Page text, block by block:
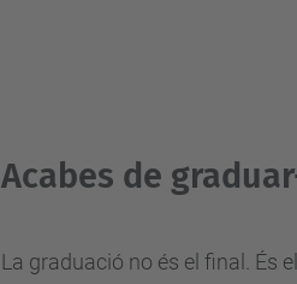
Acabes de
La graduació no és el final. És